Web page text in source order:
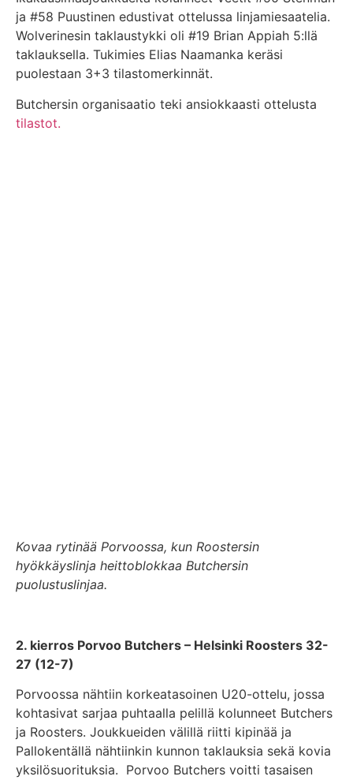
ja #58 Puustinen edustivat ottelussa linjamiesaatelia.
Wolverinesin taklaustykki oli #19 Brian Appiah 5:llä
taklauksella. Tukimies Elias Naamanka keräsi
puolestaan 3+3 tilastomerkinnät.
Butchersin organisaatio teki ansiokkaasti ottelusta
tilastot.
Kovaa rytinää Porvoossa, kun Roostersin
hyökkäyslinja heittoblokkaa Butchersin
puolustuslinjaa.
2. kierros Porvoo Butchers – Helsinki Roosters 32-
27 (12-7)
Porvoossa nähtiin korkeatasoinen U20-ottelu, jossa
kohtasivat sarjaa puhtaalla pelillä kolunneet Butchers
ja Roosters. Joukkueiden välillä riitti kipinää ja
Pallokentällä nähtiinkin kunnon taklauksia sekä kovia
yksilösuorituksia. Porvoo Butchers voitti tasaisen